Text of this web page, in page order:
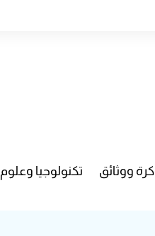
ووثائق تكنولوجيا وعلوم